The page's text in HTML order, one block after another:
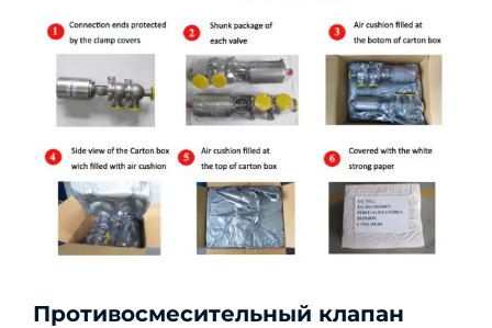
Противосмесительный клапан